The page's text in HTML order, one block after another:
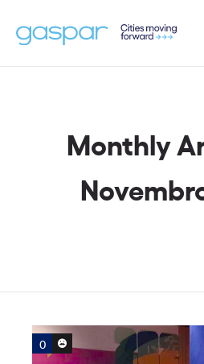
Monthly
0 0